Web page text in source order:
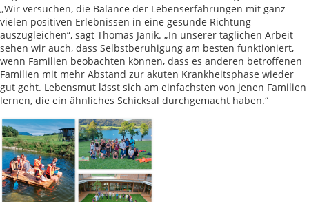
„Wir versuchen, die Balance der Lebenserfahrungen mit ganz
vielen positiven Erlebnissen in eine gesunde Richtung
auszugleichen“, sagt Thomas Janik. „In unserer täglichen Arbeit
sehen wir auch, dass Selbstberuhigung am besten funktioniert,
wenn Familien beobachten können, dass es anderen betroffenen
Familien mit mehr Abstand zur akuten Krankheitsphase wieder
gut geht. Lebensmut lässt sich am einfachsten von jenen Familien
lernen, die ein ähnliches Schicksal durchgemacht haben.“